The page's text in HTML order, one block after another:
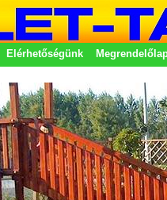
Elérhetőségünk